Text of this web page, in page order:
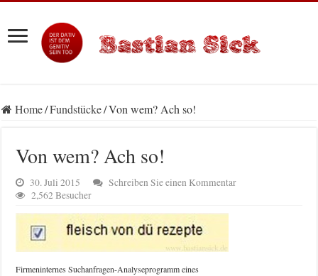
Home/Fundstücke/Von wem? Ach so!
Von wem? Ach so!
30. Juli 2015
Schreiben Sie einen Kommentar
2,562 Besucher
Firmeninternes Suchanfragen-Analyseprogramm eines